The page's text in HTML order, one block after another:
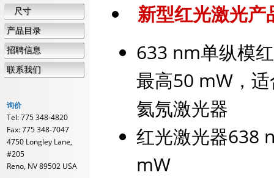
尺寸
产品目录
招聘信息
联系我们
询价
Tel: 775 348-4820
Fax: 775 348-7047
4750 Longley Lane,
#205
Reno, NV 89502 USA
新型红光激光产
633 nm单纵模
最高50 mW，
氦氖激光器
红光激光器638
mW